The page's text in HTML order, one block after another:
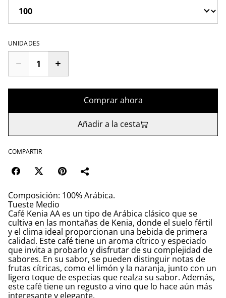
UNIDADES
Comprar ahora
Añadir a la cesta
COMPARTIR
Composición: 100% Arábica.
Tueste Medio
Café Kenia AA es un tipo de Arábica clásico que se
cultiva en las montañas de Kenia, donde el suelo fértil
y el clima ideal proporcionan una bebida de primera
calidad. Este café tiene un aroma cítrico y especiado
que invita a probarlo y disfrutar de su complejidad de
sabores. En su sabor, se pueden distinguir notas de
frutas cítricas, como el limón y la naranja, junto con un
ligero toque de especias que realza su sabor. Además,
este café tiene un regusto a vino que lo hace aún más
interesante y elegante.